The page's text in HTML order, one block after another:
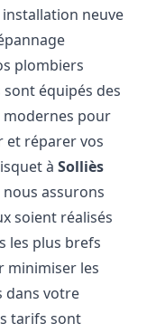
neuve
plombiers
équipés des
modernes pour
et réparer vos
àSolliès
nous assurons
soient réalisés
les plus brefs
minimiser les
dans votre
tarifs sont